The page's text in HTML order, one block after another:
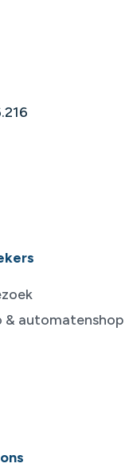
& automatenshop